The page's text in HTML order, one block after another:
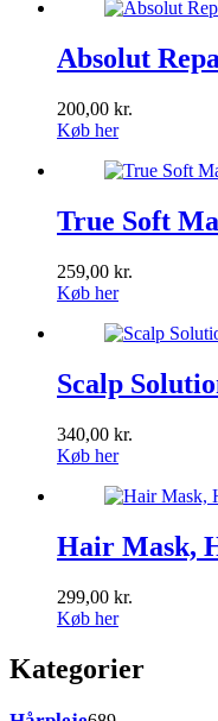
Absolut
200,00 kr.
Køb her
True Soft
259,00 kr.
Køb her
Scalp
340,00 kr.
Køb her
Hair Mask,
299,00 kr.
Køb her
Kategorier